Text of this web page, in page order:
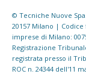
© Tecniche Nuove
20157 Milano | Codice
imprese di Milano:
Registrazione
registrata presso il
ROC n. 24344 dell'11